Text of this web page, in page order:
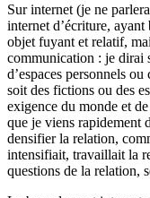
Sur internet (je ne
internet d’écriture,
objet fuyant et relatif,
communication : je dirai
d’espaces personnels
soit des fictions ou des
exigence du monde et
que je viens rapidement
densifier la relation,
intensifiait, travaillait la
questions de la relation,